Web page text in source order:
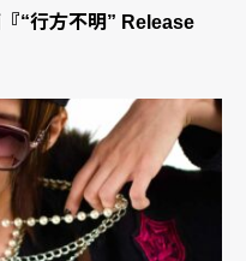
“行方不明” Release